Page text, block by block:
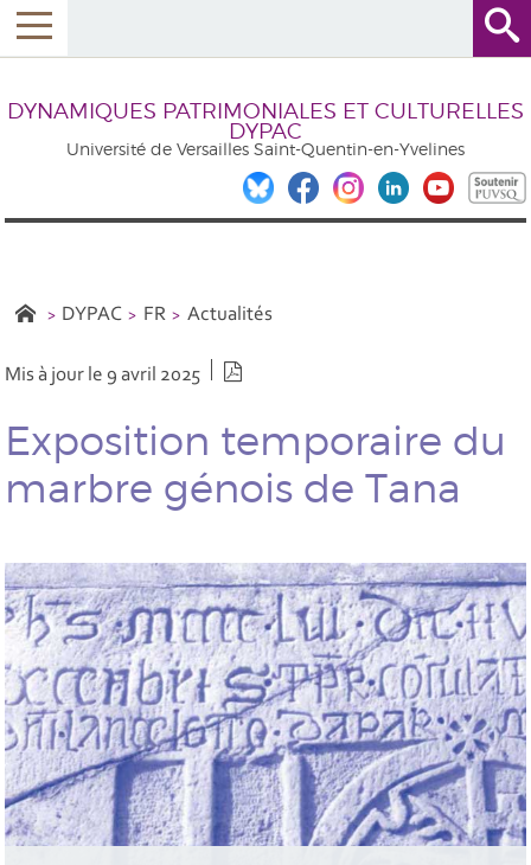
DYNAMIQUES PATRIMONIALES ET CULTURELLES
DYPAC
Université de Versailles Saint-Quentin-en-Yvelines
DYPAC FR Actualités
Mis à jour le 9 avril 2025
Exposition temporaire du
marbre génois de Tana